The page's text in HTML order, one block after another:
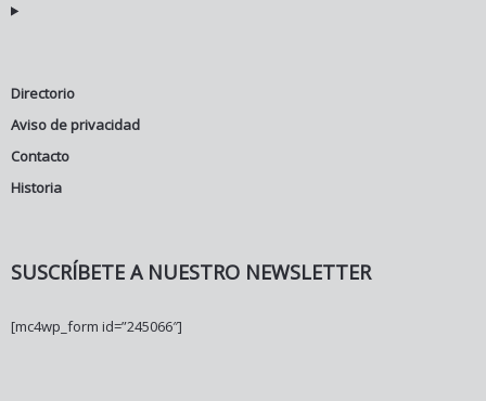
Directorio
Aviso de privacidad
Contacto
Historia
SUSCRÍBETE A NUESTRO NEWSLETTER
[mc4wp_form id=”245066″]